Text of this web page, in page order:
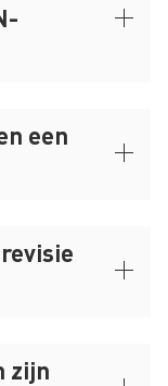
een
zijn